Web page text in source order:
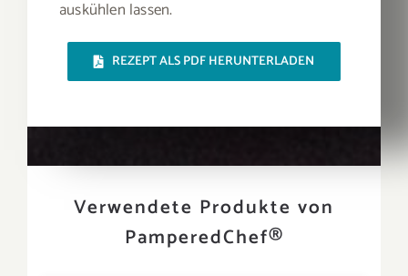
auskühlen lassen.
REZEPT ALS PDF HERUNTERLADEN
Verwendete Produkte von
PamperedChef®